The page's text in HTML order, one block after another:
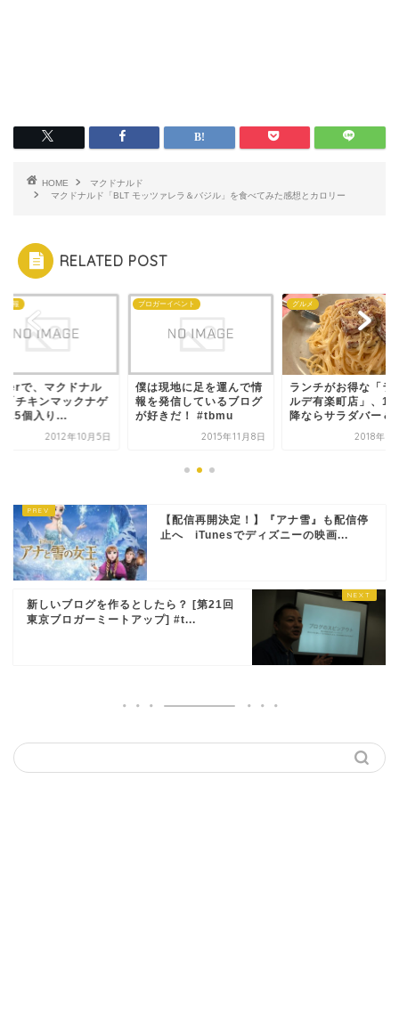
HOME
マクドナルド
マクドナルド「BLT モッツァレラ＆バジル」を食べてみた感想とカロリー
RELATED POST
情報
で、マクドナル
「チキンマックナゲ
15個入り...
2012年10月5日
ブロガーイベント
僕は現地に足を運んで情
報を発信しているブログ
が好きだ！ #tbmu
2015年11月8日
グルメ
ランチがお得な「ラ
ルデ有楽町店」、13
降ならサラダバー＆
2018年3
【配信再開決定！】『アナ雪』も配信停
止へ iTunesでディズニーの映画...
新しいブログを作るとしたら？ [第21回
東京ブロガーミートアップ] #t...